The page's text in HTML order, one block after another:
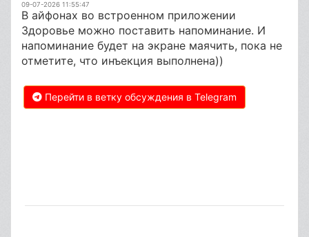
09-07-2026 11:55:47
В айфонах во встроенном приложении
Здоровье можно поставить напоминание. И
напоминание будет на экране маячить, пока не
отметите, что инъекция выполнена))
Перейти в ветку обсуждения в Telegram